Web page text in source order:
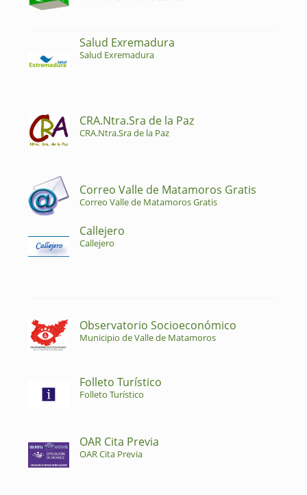
Salud Exremadura
Salud Exremadura
CRA.Ntra.Sra de la Paz
CRA.Ntra.Sra de la Paz
Correo Valle de Matamoros Gratis
Correo Valle de Matamoros Gratis
Callejero
Callejero
Observatorio Socioeconómico
Municipio de Valle de Matamoros
Folleto Turístico
Folleto Turístico
OAR Cita Previa
OAR Cita Previa